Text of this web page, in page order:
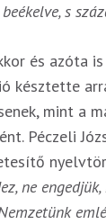
s
és azóta
késztette
mint a
Péczeli
ne